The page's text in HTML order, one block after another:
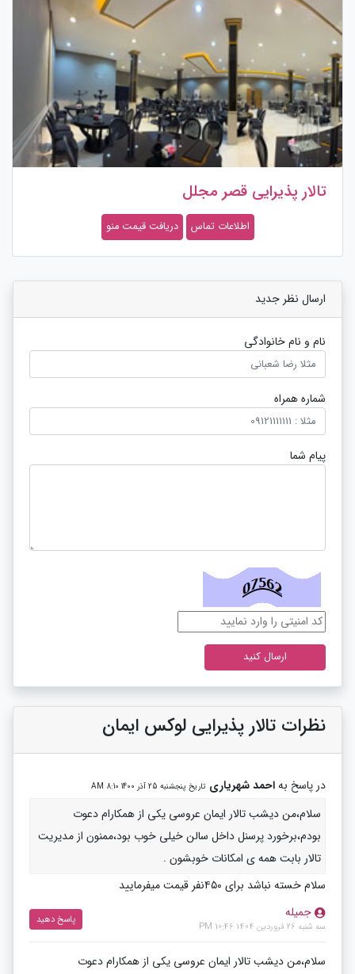
تالار پذیرایی قصر مجلل
اطلاعات تماس دریافت قیمت منو
ارسال نظر جدید
نام و نام خانوادگی
شماره همراه
پیام شما
نظرات تالار پذیرایی لوکس ایمان
در پاسخ بهاحمد شهریاری تاریخ پنجشنبه 25 آذر 1400 8:10 AM
سلام،من دیشب تالار ایمان عروسی یکی از همکارام دعوت
بودم،برخورد پرسنل داخل سالن خیلی خوب بود،ممنون از مدیریت
تالار بابت همه ی امکانات خوبشون .
سلام خسته نباشد برای ۴۵۰نفر قیمت میفرمایید
جمیله
سه شنبه 26 فروردین 1404 10:46 PM
پاسخ دهید
سلام،من دیشب تالار ایمان عروسی یکی از همکارام دعوت